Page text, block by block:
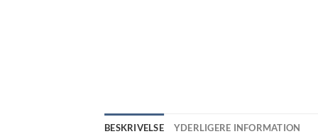
BESKRIVELSE YDERLIGERE INFORMATION